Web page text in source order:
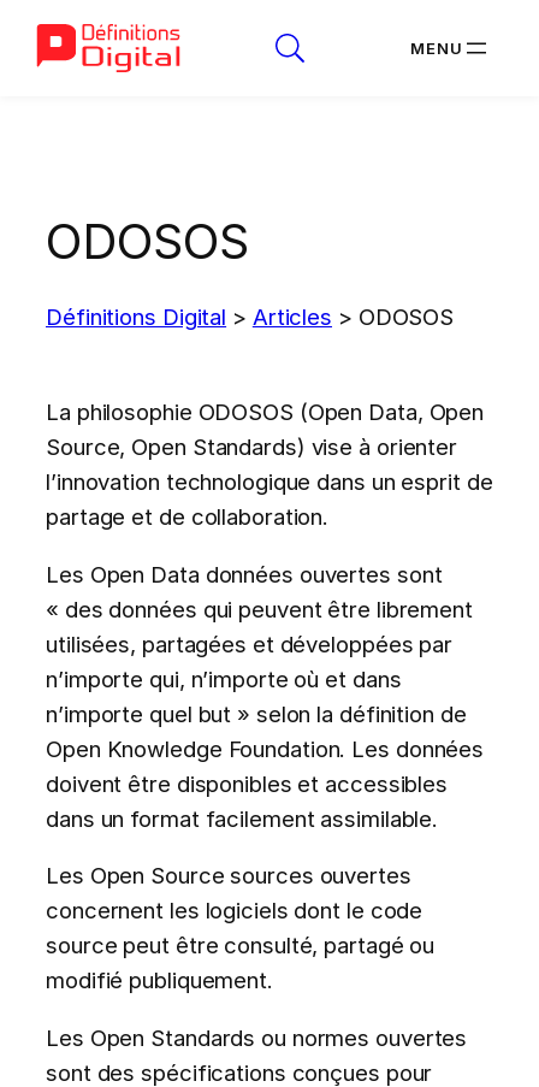
ODOSOS
Définitions Digital > Articles > ODOSOS
La philosophie ODOSOS (Open Data, Open
Source, Open Standards) vise à orienter
l’innovation technologique dans un esprit de
partage et de collaboration.
Les Open Data données ouvertes sont
« des données qui peuvent être librement
utilisées, partagées et développées par
n’importe qui, n’importe où et dans
n’importe quel but » selon la définition de
Open Knowledge Foundation. Les données
doivent être disponibles et accessibles
dans un format facilement assimilable.
Les Open Source sources ouvertes
concernent les logiciels dont le code
source peut être consulté, partagé ou
modifié publiquement.
Les Open Standards ou normes ouvertes
sont des spécifications conçues pour